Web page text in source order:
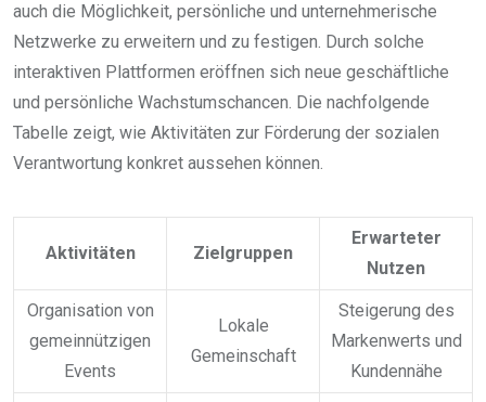
auch die Möglichkeit, persönliche und unternehmerische
Netzwerke zu erweitern und zu festigen. Durch solche
interaktiven Plattformen eröffnen sich neue geschäftliche
und persönliche Wachstumschancen. Die nachfolgende
Tabelle zeigt, wie Aktivitäten zur Förderung der sozialen
Verantwortung konkret aussehen können.
Aktivitäten Zielgruppen
Erwarteter
Nutzen
Organisation von
gemeinnützigen
Events
Lokale
Gemeinschaft
Steigerung des
Markenwerts und
Kundennähe